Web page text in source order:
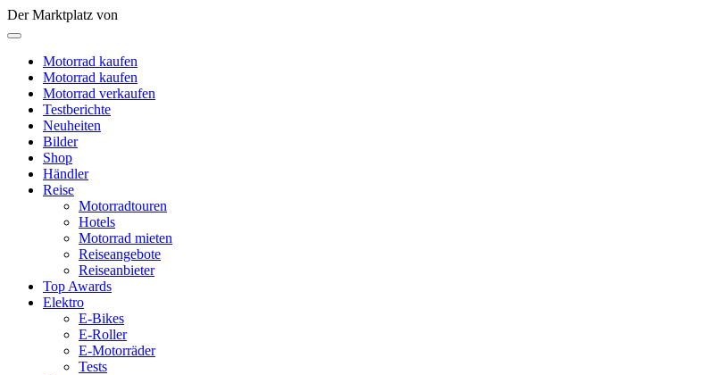
Der Marktplatz von
Motorrad kaufen
Motorrad kaufen
Motorrad verkaufen
Testberichte
Neuheiten
Bilder
Shop
Händler
Reise
Motorradtouren
Hotels
Motorrad mieten
Reiseangebote
Reiseanbieter
Top Awards
Elektro
E-Bikes
E-Roller
E-Motorräder
Tests